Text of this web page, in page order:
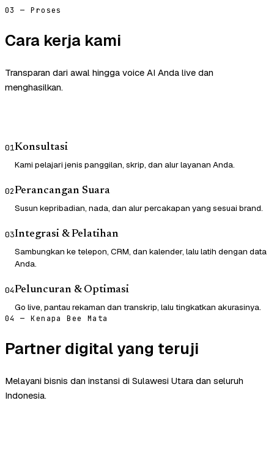
03 — Proses
Cara kerja kami
Transparan dari awal hingga voice AI Anda live dan
menghasilkan.
01Konsultasi
Kami pelajari jenis panggilan, skrip, dan alur layanan Anda.
02Perancangan Suara
Susun kepribadian, nada, dan alur percakapan yang sesuai brand.
03Integrasi & Pelatihan
Sambungkan ke telepon, CRM, dan kalender, lalu latih dengan data
Anda.
04Peluncuran & Optimasi
Go live, pantau rekaman dan transkrip, lalu tingkatkan akurasinya.
04 — Kenapa Bee Mata
Partner digital yang teruji
Melayani bisnis dan instansi di Sulawesi Utara dan seluruh
Indonesia.